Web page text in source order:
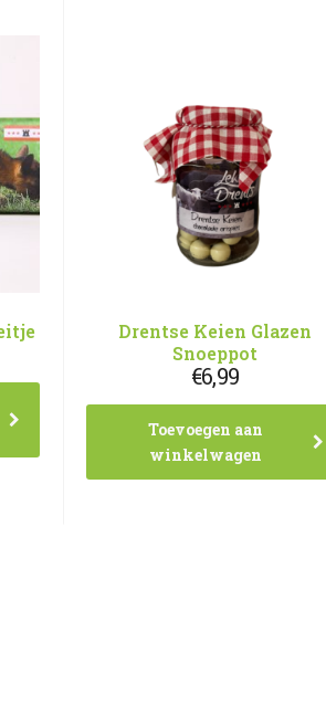
Drentse Keien Glazen
Snoeppot
€6,99
Toevoegen aan
winkelwagen